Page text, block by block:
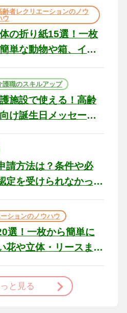
場から（22）
齢者レクリエーションのノウ
ウ
の折り紙15選！一枚
単な動物や箱、イン
アになる作品まで
護職のスキルアップ
施設で使える！高齢
け誕生日メッセージ
文と書き方のポイン
請方法は？条件や必
定を受けられなかっ
法
ションのノウハウ
選！一枚から簡単に
花や立体・リースま
と見る